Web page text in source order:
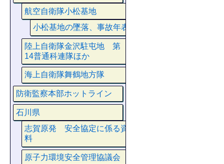
航空自衛隊小松基地
小松基地の墜落、事故年表
陸上自衛隊金沢駐屯地 第
14普通科連隊ほか
海上自衛隊舞鶴地方隊
防衛監察本部ホットライン
石川県
志賀原発 安全協定に係る資
料
原子力環境安全管理協議会